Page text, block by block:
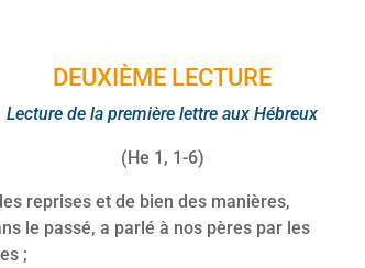
DEUXIÈME LECTURE
Lecture de la première lettre aux Hébreux
(He 1, 1-6)
reprises et de bien des manières,
le passé, a parlé à nos pères par les
;